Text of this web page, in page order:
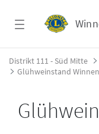
Distrikt 111 - Süd Mitte
Glühweinstand